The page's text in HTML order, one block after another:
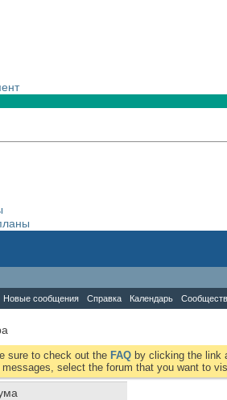
Новые сообщения Справка Календарь
sure to check out the FAQ by clicking the link
select the forum that you want to